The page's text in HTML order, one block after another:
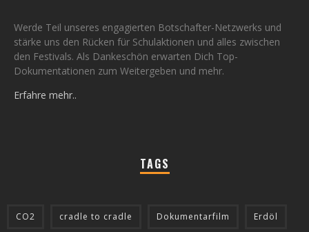
Werde Teil unseres engagierten Botschafter-Netzwerks und
stärke uns den Rücken für Schulaktionen und alles zwischen
den Festivals. Als Dankeschön erwarten Dich Top-
Dokumentationen zum Weitergeben und mehr.
Erfahre mehr..
TAGS
CO2 cradle to cradle Dokumentarfilm Erdöl